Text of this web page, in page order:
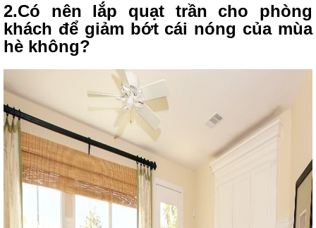
2.Có nên lắp quạt trần cho phòng
khách để giảm bớt cái nóng của mùa
hè không?